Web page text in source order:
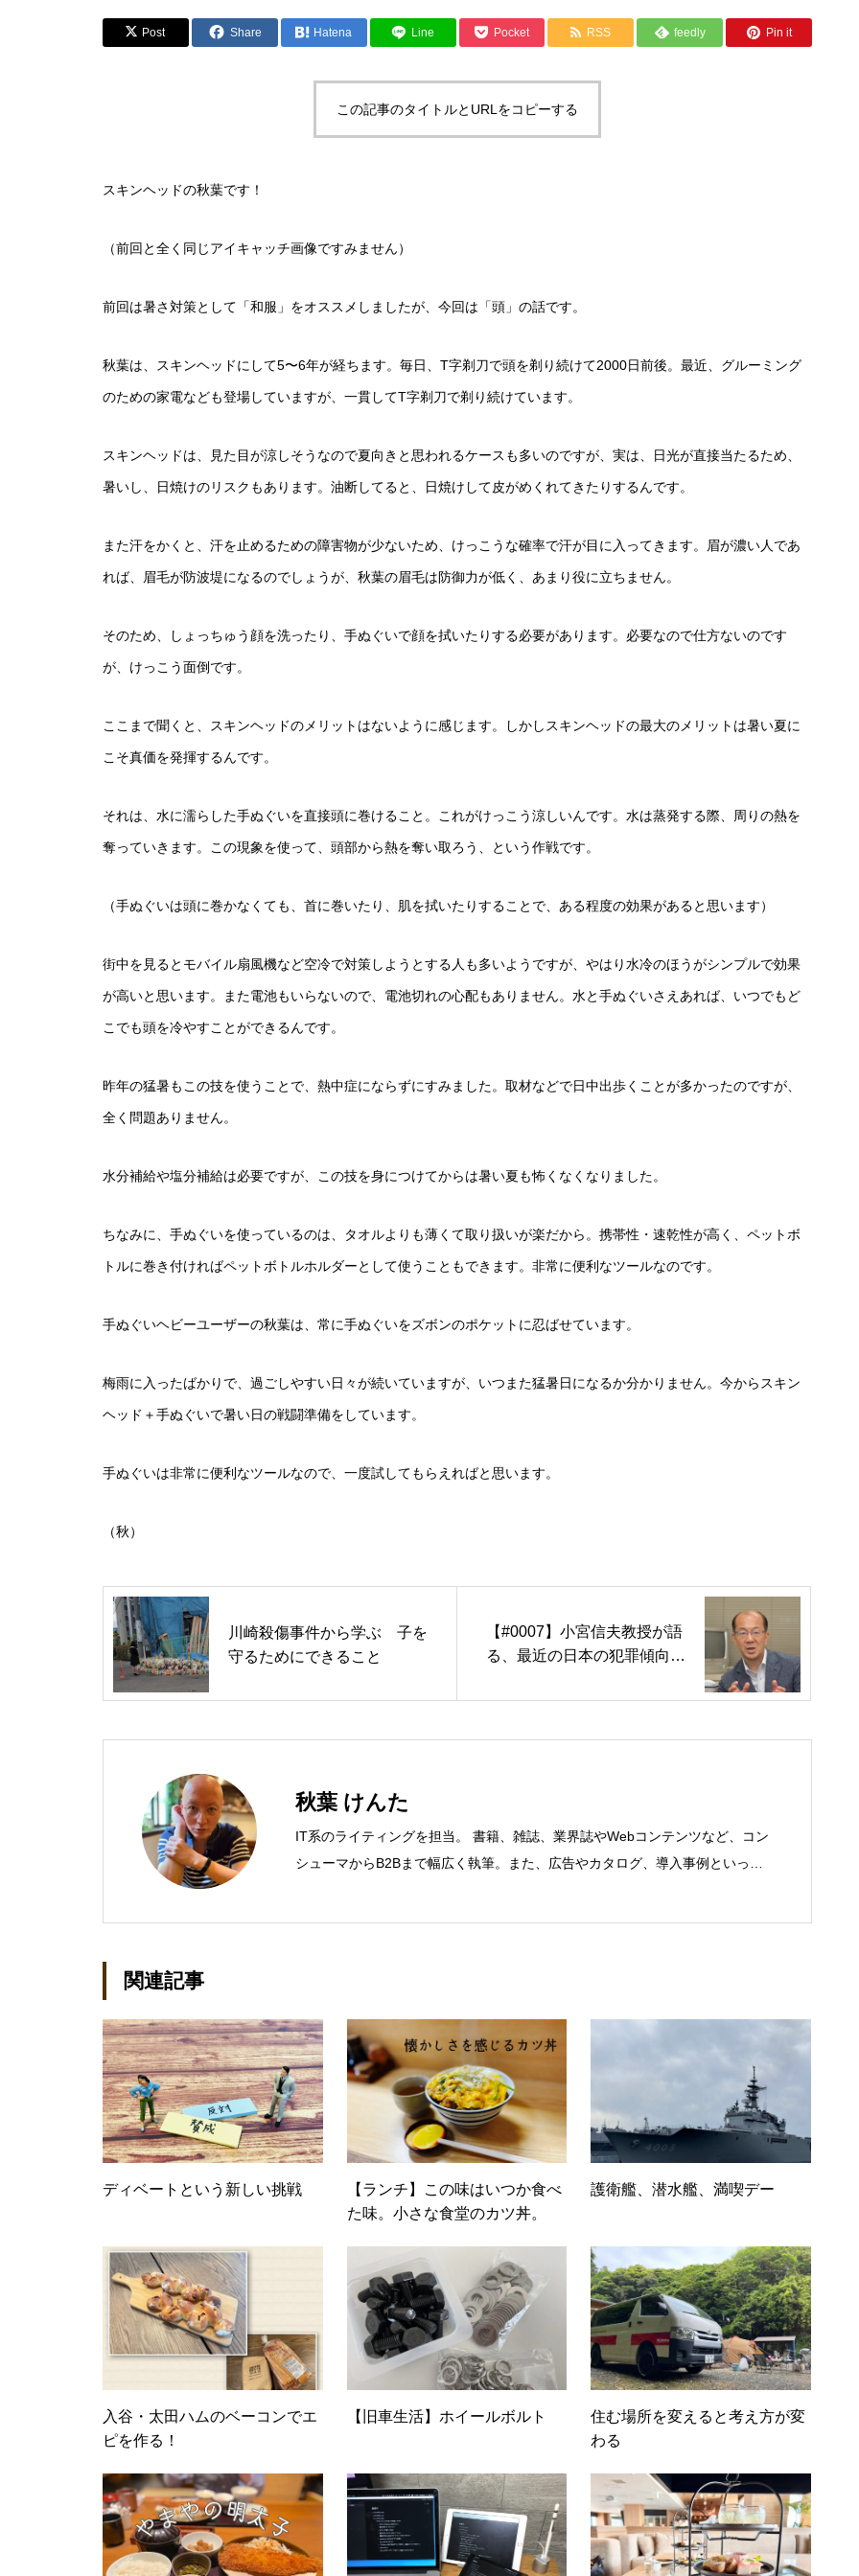
Post Share Hatena Line Pocket RSS feedly Pin it
この記事のタイトルとURLをコピーする
スキンヘッドの秋葉です！
（前回と全く同じアイキャッチ画像ですみません）
前回は暑さ対策として「和服」をオススメしましたが、今回は「頭」の話です。
秋葉は、スキンヘッドにして5〜6年が経ちます。毎日、T字剃刀で頭を剃り続けて2000日前後。最近、グルーミング
のための家電なども登場していますが、一貫してT字剃刀で剃り続けています。
スキンヘッドは、見た目が涼しそうなので夏向きと思われるケースも多いのですが、実は、日光が直接当たるため、
暑いし、日焼けのリスクもあります。油断してると、日焼けして皮がめくれてきたりするんです。
また汗をかくと、汗を止めるための障害物が少ないため、けっこうな確率で汗が目に入ってきます。眉が濃い人であ
れば、眉毛が防波堤になるのでしょうが、秋葉の眉毛は防御力が低く、あまり役に立ちません。
そのため、しょっちゅう顔を洗ったり、手ぬぐいで顔を拭いたりする必要があります。必要なので仕方ないのです
が、けっこう面倒です。
ここまで聞くと、スキンヘッドのメリットはないように感じます。しかしスキンヘッドの最大のメリットは暑い夏に
こそ真価を発揮するんです。
それは、水に濡らした手ぬぐいを直接頭に巻けること。これがけっこう涼しいんです。水は蒸発する際、周りの熱を
奪っていきます。この現象を使って、頭部から熱を奪い取ろう、という作戦です。
（手ぬぐいは頭に巻かなくても、首に巻いたり、肌を拭いたりすることで、ある程度の効果があると思います）
街中を見るとモバイル扇風機など空冷で対策しようとする人も多いようですが、やはり水冷のほうがシンプルで効果
が高いと思います。また電池もいらないので、電池切れの心配もありません。水と手ぬぐいさえあれば、いつでもど
こでも頭を冷やすことができるんです。
昨年の猛暑もこの技を使うことで、熱中症にならずにすみました。取材などで日中出歩くことが多かったのですが、
全く問題ありません。
水分補給や塩分補給は必要ですが、この技を身につけてからは暑い夏も怖くなくなりました。
ちなみに、手ぬぐいを使っているのは、タオルよりも薄くて取り扱いが楽だから。携帯性・速乾性が高く、ペットボ
トルに巻き付ければペットボトルホルダーとして使うこともできます。非常に便利なツールなのです。
手ぬぐいヘビーユーザーの秋葉は、常に手ぬぐいをズボンのポケットに忍ばせています。
梅雨に入ったばかりで、過ごしやすい日々が続いていますが、いつまた猛暑日になるか分かりません。今からスキン
ヘッド＋手ぬぐいで暑い日の戦闘準備をしています。
手ぬぐいは非常に便利なツールなので、一度試してもらえればと思います。
（秋）
川崎殺傷事件から学ぶ 子を
守るためにできること
【#0007】小宮信夫教授が語
る、最近の日本の犯罪傾向と
秋葉 けんた
IT系のライティングを担当。 書籍、雑誌、業界誌やWebコンテンツなど、コン
シューマからB2Bまで幅広く執筆。また、広告やカタログ、導入事例といった
セキュリティなど）、ネットワーク（KVMスイッチ/グループウェア/サーバ/資
産管理/シンクライアント/ホスティングなど）、その他（.NET/BI/カタログ/各
種戦略/導入事例/パートナー取材など）…ほか、多数執筆。●連絡先 メール：
kenta@office-mica.com
関連記事
ディベートという新しい挑戦
【ランチ】この味はいつか食べ
た味。小さな食堂のカツ丼。
護衛艦、潜水艦、満喫デー
入谷・太田ハムのベーコンでエ
ピを作る！
【旧車生活】ホイールボルト
住む場所を変えると考え方が変
わる